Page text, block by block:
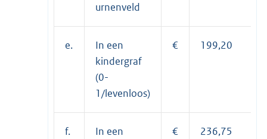
urnenveld
e.
In een
kindergraf
(0-
1/levenloos)
€ 199,20
f.
In een
€ 236,75